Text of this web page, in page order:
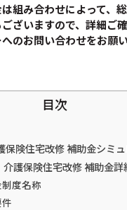
組み合わせによって、
ざいますので、詳細ご
のお問い合わせをお願
目次
保険住宅改修 補助金シミ
介護保険住宅改修 補助金詳
度名称